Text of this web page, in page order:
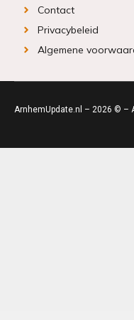
Contact
Privacybeleid
Algemene
ArnhemUpdate.nl – 2026 © –